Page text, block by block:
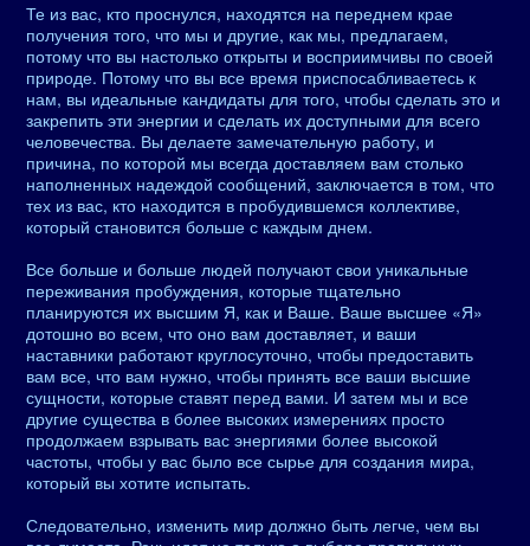
Те из вас, кто проснулся, находятся на переднем крае
получения того, что мы и другие, как мы, предлагаем,
потому что вы настолько открыты и восприимчивы по своей
природе. Потому что вы все время приспосабливаетесь к
нам, вы идеальные кандидаты для того, чтобы сделать это и
закрепить эти энергии и сделать их доступными для всего
человечества. Вы делаете замечательную работу, и
причина, по которой мы всегда доставляем вам столько
наполненных надеждой сообщений, заключается в том, что
тех из вас, кто находится в пробудившемся коллективе,
который становится больше с каждым днем.
Все больше и больше людей получают свои уникальные
переживания пробуждения, которые тщательно
планируются их высшим Я, как и Ваше. Ваше высшее «Я»
дотошно во всем, что оно вам доставляет, и ваши
наставники работают круглосуточно, чтобы предоставить
вам все, что вам нужно, чтобы принять все ваши высшие
сущности, которые ставят перед вами. И затем мы и все
другие существа в более высоких измерениях просто
продолжаем взрывать вас энергиями более высокой
частоты, чтобы у вас было все сырье для создания мира,
который вы хотите испытать.
Следовательно, изменить мир должно быть легче, чем вы